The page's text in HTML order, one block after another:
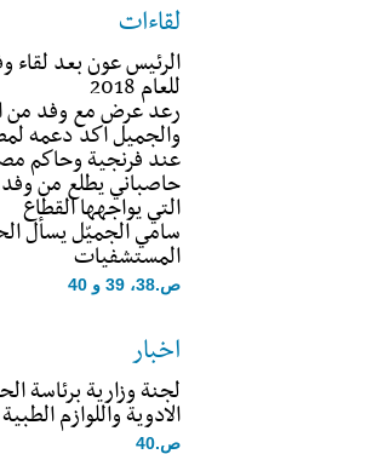
لقاءات
الرئيس عون بعد
للعام 2018
رعد عرض مع وفد من
والجميل اكد دعمه
عند فرنجية وحاكم
حاصباني يطلع من
التي يواجهها القطاع
سامي الجميّل يسأل
المستشفيات
ص.38، 39 و 40
اخبار
لجنة وزارية برئاسة
الادوية واللوازم الطبية
ص.40